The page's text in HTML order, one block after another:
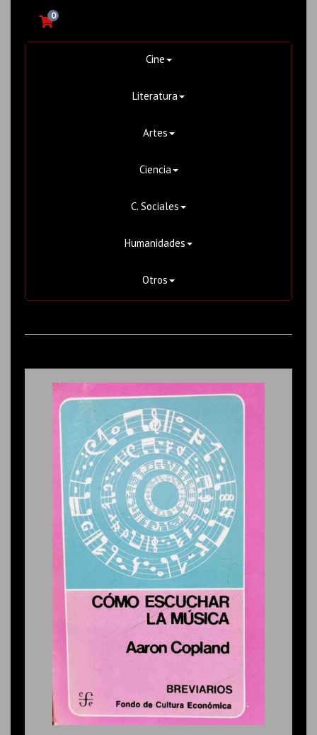
0
Cine
Literatura
Artes
Ciencia
C. Sociales
Humanidades
Otros